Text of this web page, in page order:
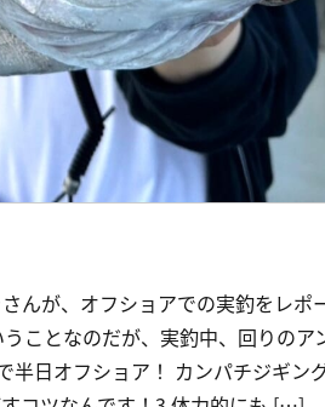
んが、オフショアでの実釣をレポ
ことなのだが、実釣中、回りのア
日オフショア！ カンパチジギン